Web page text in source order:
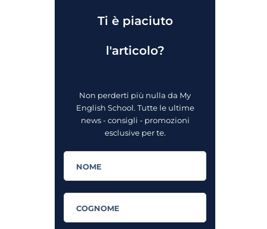
Ti è piaciuto
l'articolo?
Non perderti più nulla da My
English School. Tutte le ultime
news - consigli - promozioni
esclusive per te.